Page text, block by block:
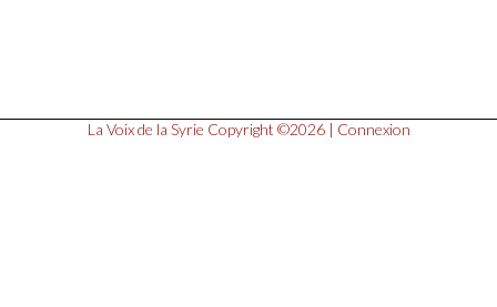
La Voix de la Syrie Copyright ©2026 | Connexion